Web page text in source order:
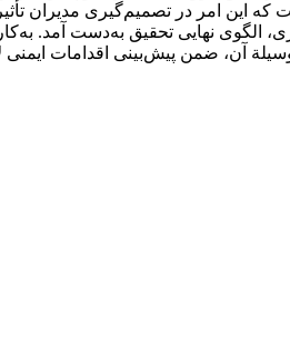
که این امر در تصمیم‌گیری مدیران
الگوی نهایی تحقیق به‌دست آمد.
آن، ضمن پیش‌بینی اقدامات ایمنی